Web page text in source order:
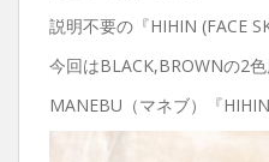
説明不要の『HIHIN (FACE
今回はBLACK,BROWNの2色
MANEBU（マネブ）『